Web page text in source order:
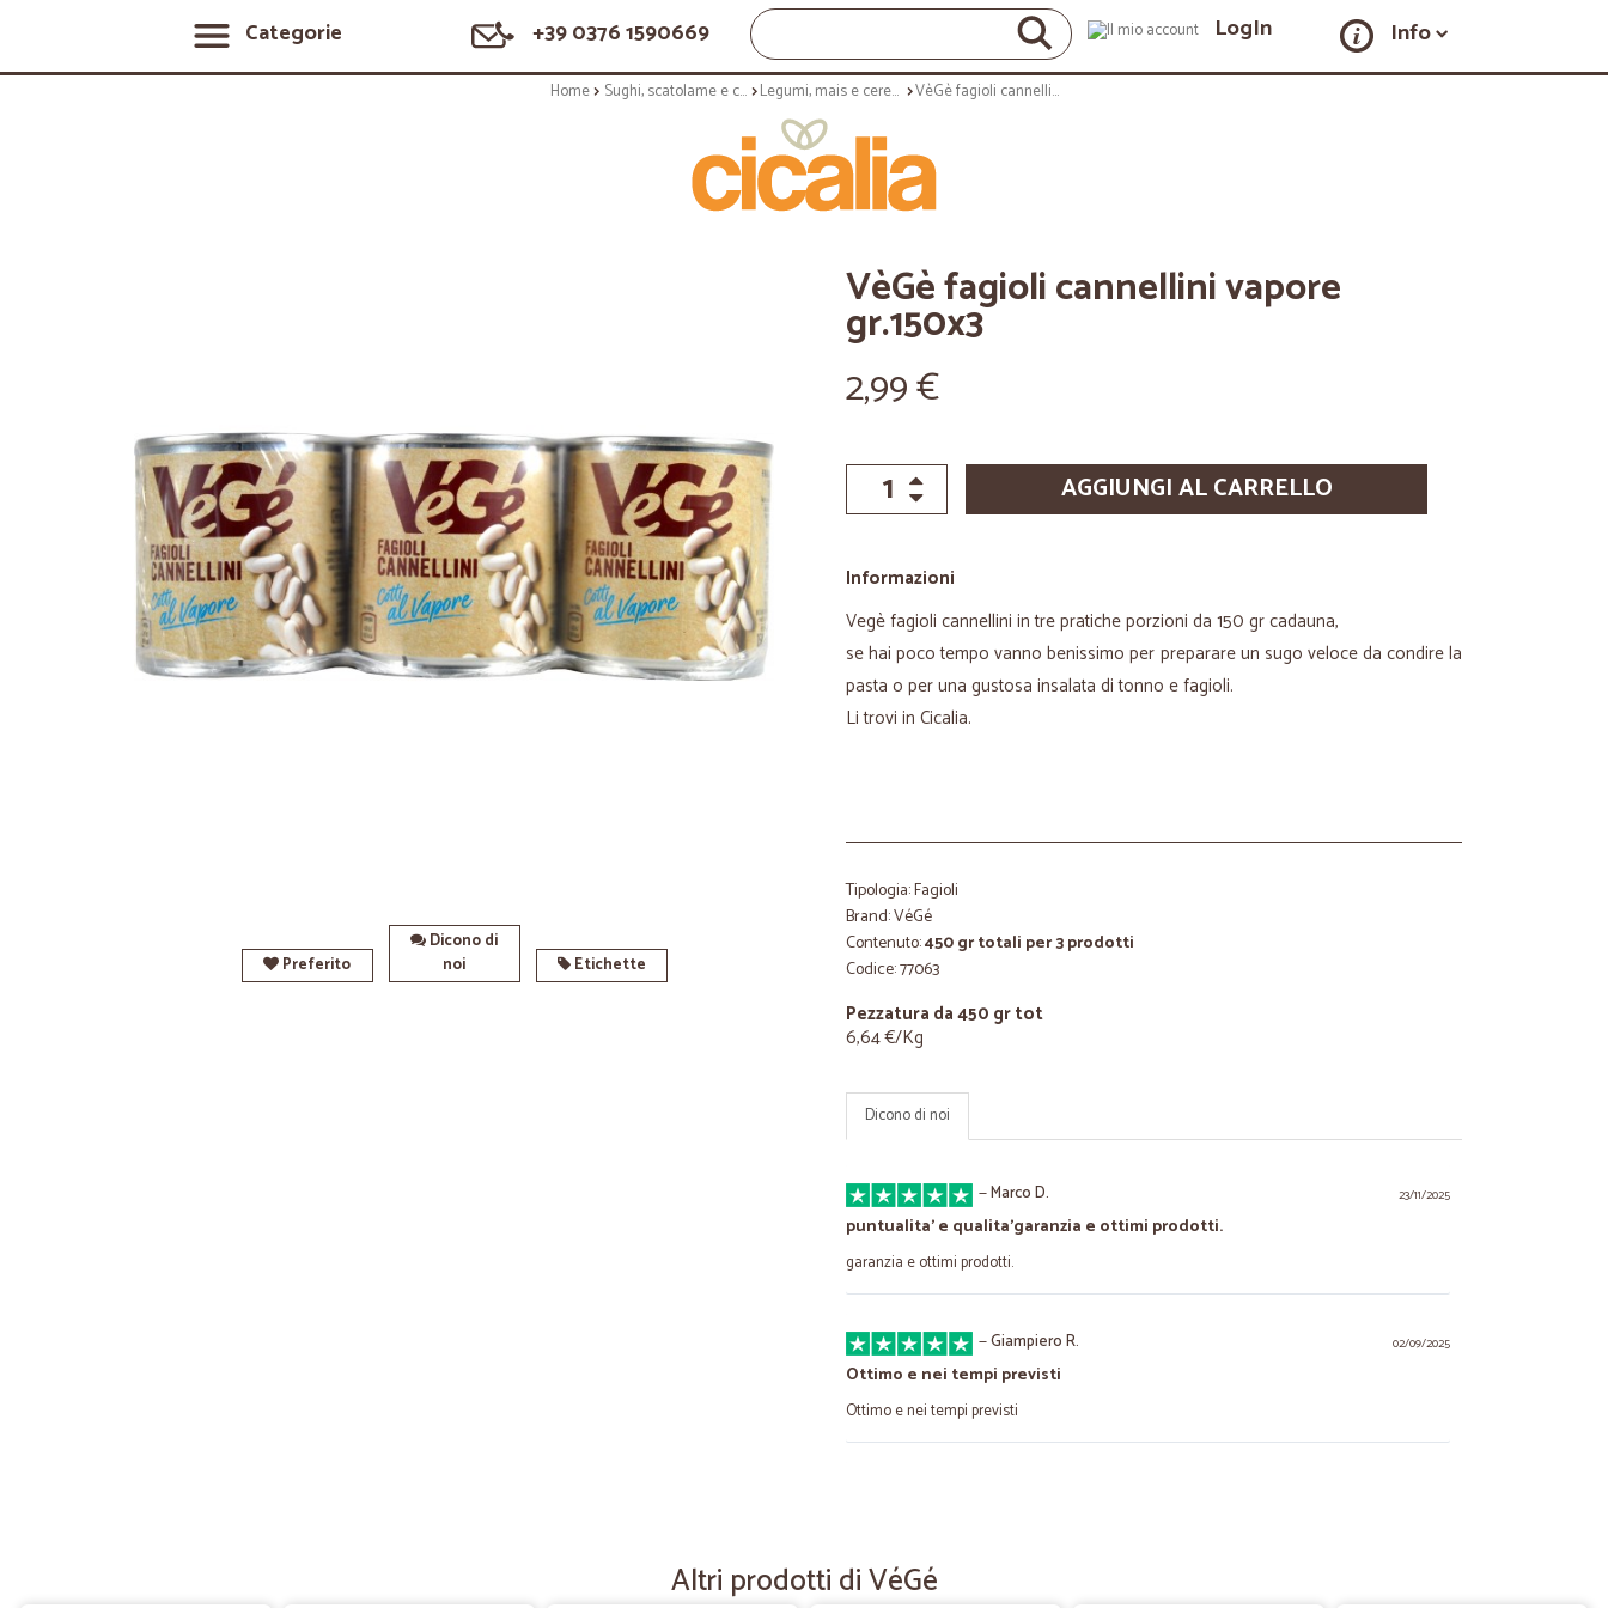
Categorie +39 0376 1590669 LogIn Info
Home Sughi, scatolame e condimenti Legumi, mais e cereali VèGè fagioli cannellini vapore gr.150x3
Preferito
Dicono di
noi
Etichette
VèGè fagioli cannellini vapore
gr.150x3
2,99 €
AGGIUNGI AL CARRELLO
Informazioni
Vegè fagioli cannellini in tre pratiche porzioni da 150 gr cadauna,
se hai poco tempo vanno benissimo per preparare un sugo veloce da condire la
pasta o per una gustosa insalata di tonno e fagioli.
Li trovi in Cicalia.
Tipologia: Fagioli
Brand: VéGé
Contenuto:450 gr totali per 3 prodotti
Codice: 77063
Pezzatura da 450 gr tot
6,64 €/Kg
Dicono di noi
23/11/2025
—Marco D.
puntualita' e qualita'garanzia e ottimi prodotti.
garanzia e ottimi prodotti.
02/09/2025
—Giampiero R.
Ottimo e nei tempi previsti
Ottimo e nei tempi previsti
Altri prodotti di VéGé